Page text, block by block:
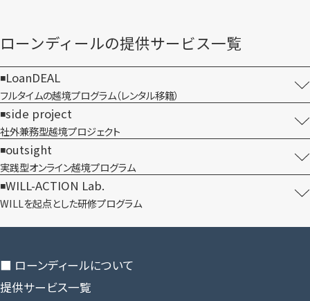
ローンディールの​提供サービス一覧
LoanDEAL
フルタイムの越境プログラム​（レンタル移籍）
side project
社外兼務型​越境プロジェクト
outsight
実践型オンライン​越境プログラム
WILL-ACTION Lab.
WILLを​起点とした​研修プログラム
■ ローンディールに​ついて
提供サービス一覧